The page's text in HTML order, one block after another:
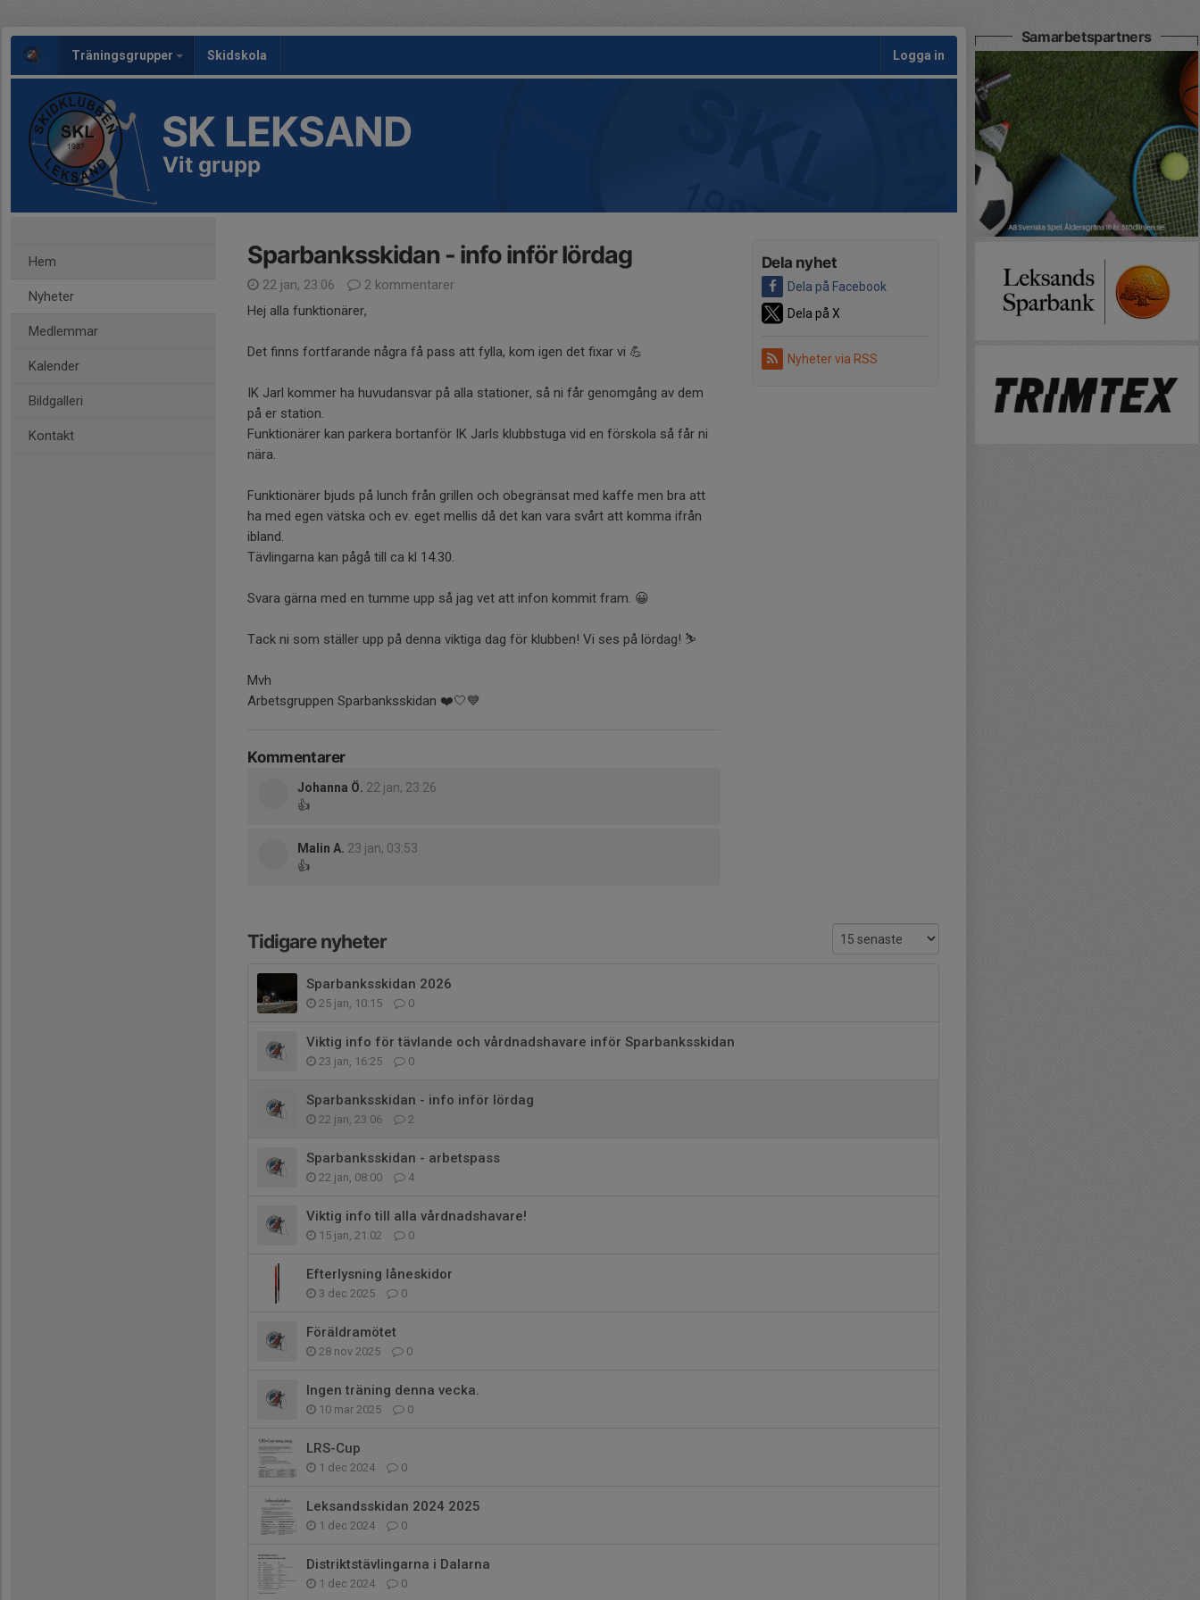
Träningsgrupper Skidskola Logga in
SK LEKSAND
Vit grupp
Hem
Nyheter
Medlemmar
Kalender
Bildgalleri
Kontakt
Dela nyhet
Dela på Facebook
Dela på X
Nyheter via RSS
Sparbanksskidan - info inför lördag
22 jan, 23:06
2 kommentarer
Hej alla funktionärer,
Det finns fortfarande några få pass att fylla, kom igen det fixar vi 💪
IK Jarl kommer ha huvudansvar på alla stationer, så ni får genomgång av dem
på er station.
Funktionärer kan parkera bortanför IK Jarls klubbstuga vid en förskola så får ni
nära.
Funktionärer bjuds på lunch från grillen och obegränsat med kaffe men bra att
ha med egen vätska och ev. eget mellis då det kan vara svårt att komma ifrån
ibland.
Tävlingarna kan pågå till ca kl 14.30.
Svara gärna med en tumme upp så jag vet att infon kommit fram. 😀
Tack ni som ställer upp på denna viktiga dag för klubben! Vi ses på lördag! ⛷️
Mvh
Arbetsgruppen Sparbanksskidan ❤️🤍💙
Kommentarer
Johanna Ö. 22 jan, 23:26
👍
Malin A. 23 jan, 03:53
👍
Tidigare nyheter
Sparbanksskidan 2026
25 jan, 10:15 0
Viktig info för tävlande och vårdnadshavare inför Sparbanksskidan
23 jan, 16:25 0
Sparbanksskidan - info inför lördag
22 jan, 23:06 2
Sparbanksskidan - arbetspass
22 jan, 08:00 4
Viktig info till alla vårdnadshavare!
15 jan, 21:02 0
Efterlysning låneskidor
3 dec 2025 0
Föräldramötet
28 nov 2025 0
Ingen träning denna vecka.
10 mar 2025 0
LRS-Cup
1 dec 2024 0
Leksandsskidan 2024 2025
1 dec 2024 0
Distriktstävlingarna i Dalarna
1 dec 2024 0
Samarbetspartners